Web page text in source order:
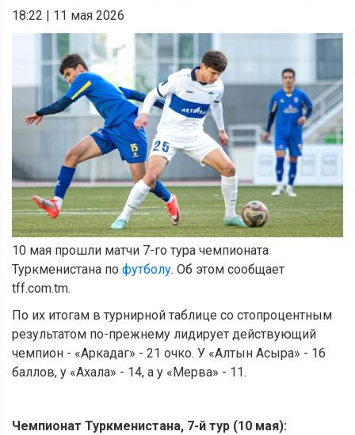
18:22 | 11 мая 2026
10 мая прошли матчи 7-го тура чемпионата
Туркменистана по футболу. Об этом сообщает
tff.com.tm.
По их итогам в турнирной таблице со стопроцентным
результатом по-прежнему лидирует действующий
чемпион - «Аркадаг» - 21 очко. У «Алтын Асыра» - 16
баллов, у «Ахала» - 14, а у «Мерва» - 11.
Чемпионат Туркменистана, 7-й тур (10 мая):